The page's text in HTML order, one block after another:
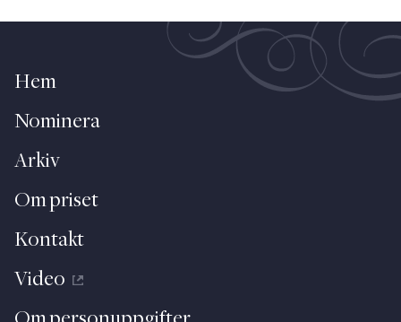
Hem
Nominera
Arkiv
Om priset
Kontakt
Video